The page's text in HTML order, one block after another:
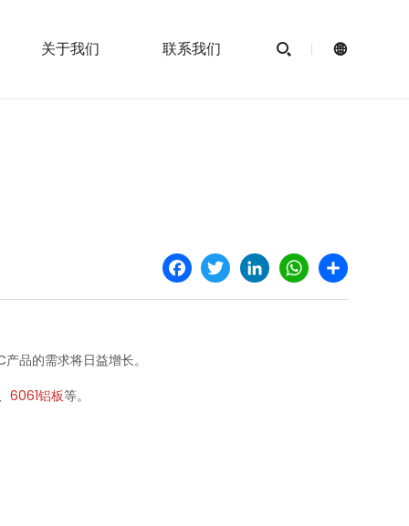
关于我们 联系我们  
Facebook
Twitter LinkedInWhatsApp
Share
品的需求将日益增长。
6061铝板等。